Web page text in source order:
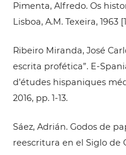
Pimenta, Alfredo. Os
Lisboa, A.M. Texeira, 1963
Ribeiro Miranda, José
escrita profética”. E-
d’études hispaniques
2016, pp. 1-13.
Sáez, Adrián. Godos de
reescritura en el Siglo de